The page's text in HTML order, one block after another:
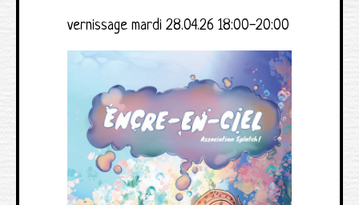
vernissage mardi 28.04.26 18:00-20:00